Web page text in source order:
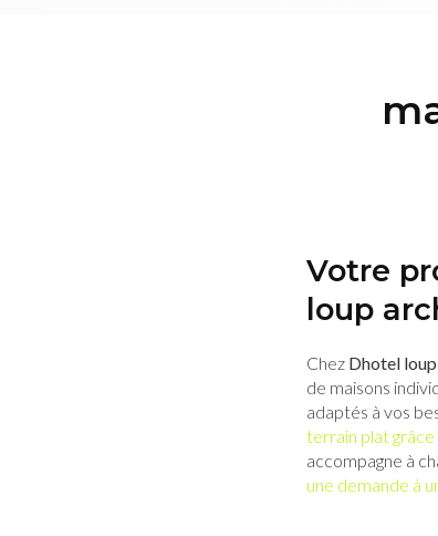
Votre
loup
Chez Dhotel
de maisons
adaptés à vos
terrain plat
accompagne à
une demande à